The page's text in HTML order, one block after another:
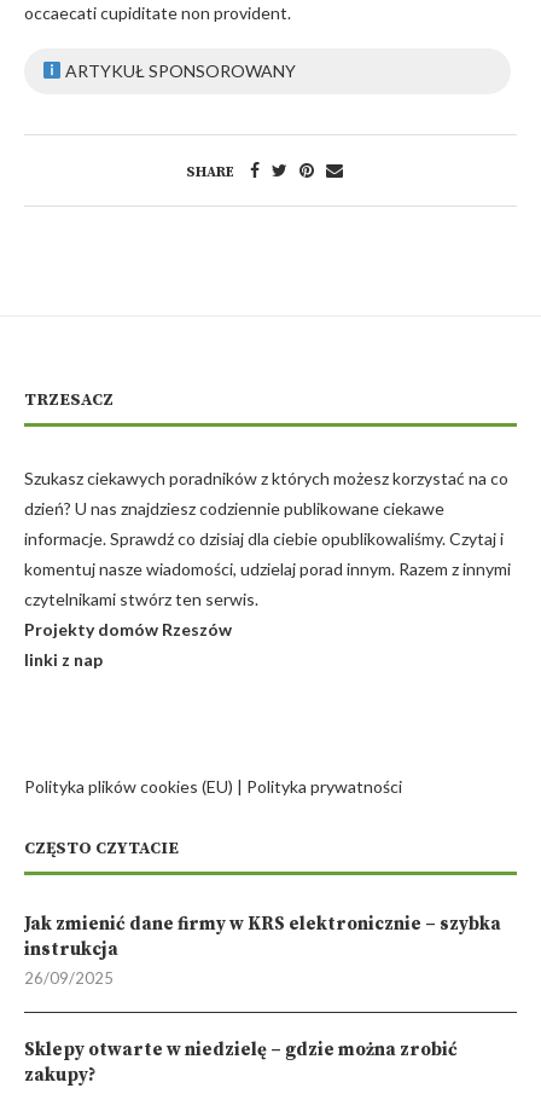
occaecati cupiditate non provident.
ARTYKUŁ SPONSOROWANY
SHARE
TRZESACZ
Szukasz ciekawych poradników z których możesz korzystać na co
dzień? U nas znajdziesz codziennie publikowane ciekawe
informacje. Sprawdź co dzisiaj dla ciebie opublikowaliśmy. Czytaj i
komentuj nasze wiadomości, udzielaj porad innym. Razem z innymi
czytelnikami stwórz ten serwis.
Projekty domów Rzeszów
linki z nap
Polityka plików cookies (EU) | Polityka prywatności
CZĘSTO CZYTACIE
Jak zmienić dane firmy w KRS elektronicznie – szybka
instrukcja
26/09/2025
Sklepy otwarte w niedzielę – gdzie można zrobić
zakupy?